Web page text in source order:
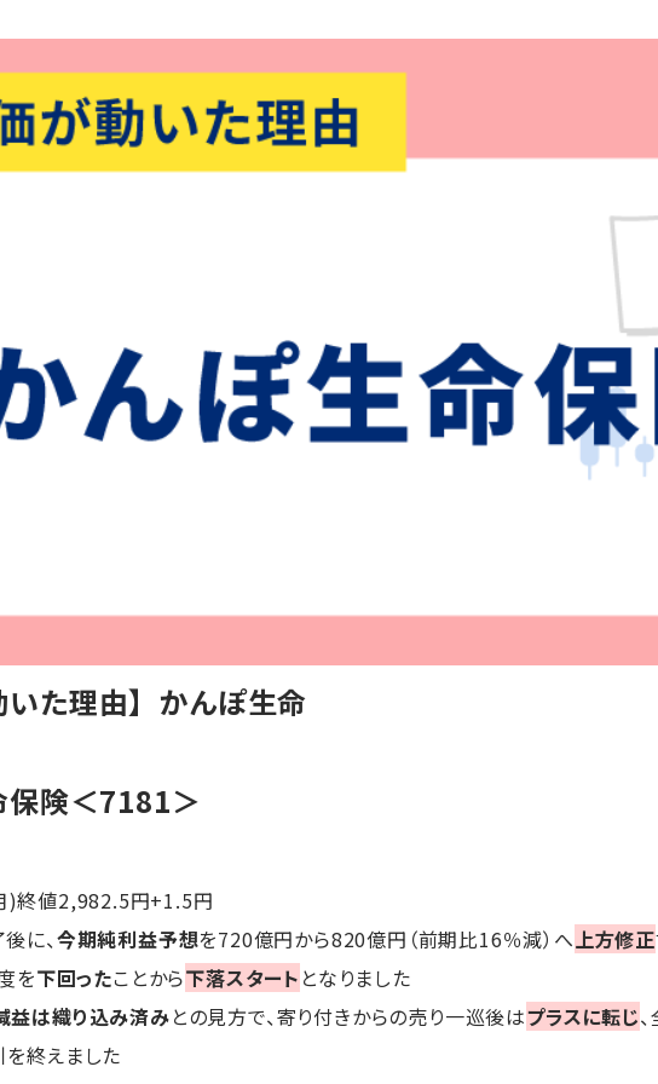
いた理由】かんぽ生命
保険＜7181＞
値2,982.5円+1.5円
に、今期純利益予想を720億円から820億円（前期比16％減）へ 上方修正
を下回ったことから下落スタート となりました
益は織り込み済みとの見方で、寄り付きからの売り一巡後はプラスに転じ
を終えました